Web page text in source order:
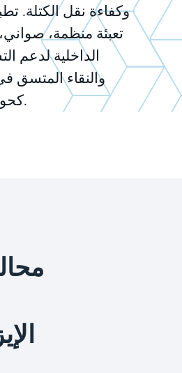
وكفاءة نقل الكتلة.
تعبئة منظمة،
الداخلية لدعم
والنقاء المتسق
كحول الإيزوبروبيل.